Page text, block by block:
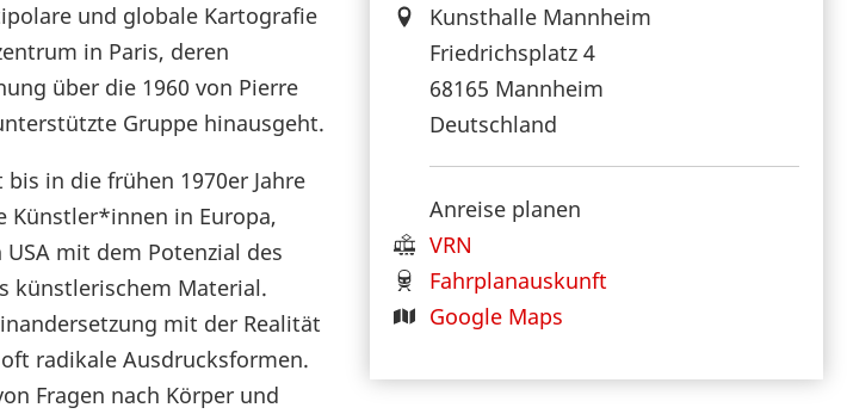
Kunsthalle Mannheim
Friedrichsplatz 4
68165 Mannheim
Deutschland
Anreise planen
VRN
Fahrplanauskunft
Google Maps
und globale Kartografie
in Paris, deren
über die 1960 von Pierre
Gruppe hinausgeht.
in die frühen 1970er Jahre
Künstler*innen in Europa,
mit dem Potenzial des
künstlerischem Material.
mit der Realität
radikale Ausdrucksformen.
Fragen nach Körper und